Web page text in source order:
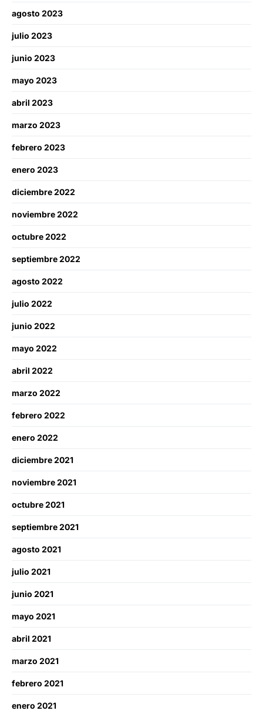
agosto 2023
julio 2023
junio 2023
mayo 2023
abril 2023
marzo 2023
febrero 2023
enero 2023
diciembre 2022
noviembre 2022
octubre 2022
septiembre 2022
agosto 2022
julio 2022
junio 2022
mayo 2022
abril 2022
marzo 2022
febrero 2022
enero 2022
diciembre 2021
noviembre 2021
octubre 2021
septiembre 2021
agosto 2021
julio 2021
junio 2021
mayo 2021
abril 2021
marzo 2021
febrero 2021
enero 2021